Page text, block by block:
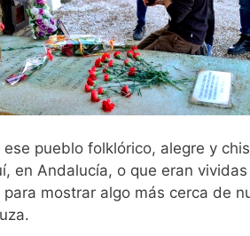
ese pueblo folklórico, alegre y
en Andalucía, o que eran
para mostrar algo más cerca de